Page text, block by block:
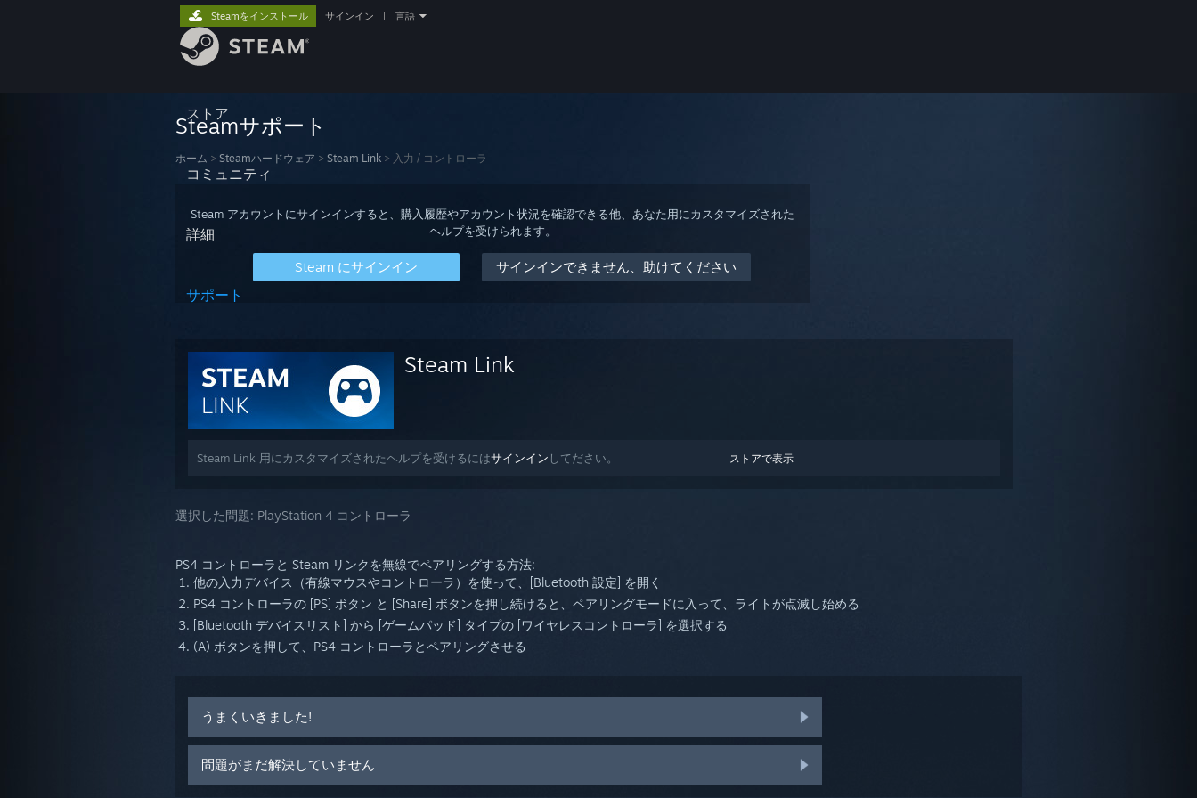
ストア
コミュニティ
詳細
サポート
Steamをインストール サインイン 言語
Steamサポート
ホーム > Steamハードウェア > Steam Link > 入力 / コントローラ
Steam アカウントにサインインすると、購入履歴やアカウント状況を確認できる他、あなた用にカスタマイズされた
ヘルプを受けられます。
Steam にサインイン サインインできません、助けてください
Steam Link
ストアで表示
Steam Link 用にカスタマイズされたヘルプを受けるにはサインイン してださい。
選択した問題: PlayStation 4 コントローラ
PS4 コントローラと Steam リンクを無線でペアリングする方法:
他の入力デバイス（有線マウスやコントローラ）を使って、[Bluetooth 設定] を開く
PS4 コントローラの [PS] ボタン と [Share] ボタンを押し続けると、ペアリングモードに入って、ライトが点滅し始める
[Bluetooth デバイスリスト] から [ゲームパッド] タイプの [ワイヤレスコントローラ] を選択する
(A) ボタンを押して、PS4 コントローラとペアリングさせる
うまくいきました!
問題がまだ解決していません